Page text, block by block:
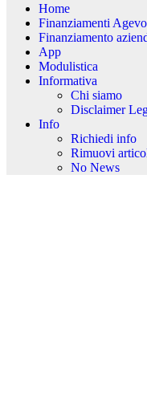
Home
Finanziamenti
Finanziamento
App
Modulistica
Informativa
Chi siamo
Disclaimer
Info
Richiedi info
Rimuovi
No News